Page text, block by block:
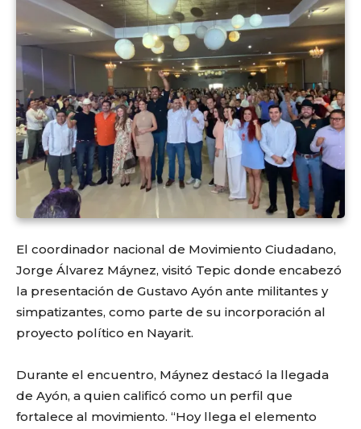
El coordinador nacional de Movimiento Ciudadano,
Jorge Álvarez Máynez, visitó Tepic donde encabezó
la presentación de Gustavo Ayón ante militantes y
simpatizantes, como parte de su incorporación al
proyecto político en Nayarit.
Durante el encuentro, Máynez destacó la llegada
de Ayón, a quien calificó como un perfil que
fortalece al movimiento. “Hoy llega el elemento